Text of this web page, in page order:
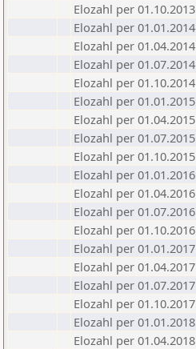
Elozahl per 01.10.2013
Elozahl per 01.01.2014
Elozahl per 01.04.2014
Elozahl per 01.07.2014
Elozahl per 01.10.2014
Elozahl per 01.01.2015
Elozahl per 01.04.2015
Elozahl per 01.07.2015
Elozahl per 01.10.2015
Elozahl per 01.01.2016
Elozahl per 01.04.2016
Elozahl per 01.07.2016
Elozahl per 01.10.2016
Elozahl per 01.01.2017
Elozahl per 01.04.2017
Elozahl per 01.07.2017
Elozahl per 01.10.2017
Elozahl per 01.01.2018
Elozahl per 01.04.2018